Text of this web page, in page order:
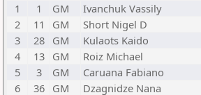
1
1 GM Ivanchuk Vassily
2
11 GM Short Nigel D
3
28 GM Kulaots Kaido
4
13 GM Roiz Michael
5
3 GM Caruana Fabiano
6
36 GM Dzagnidze Nana